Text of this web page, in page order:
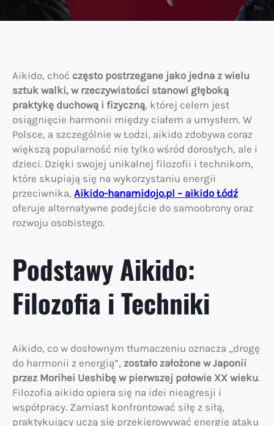
Aikido, choć często postrzegane jako jedna z wielu
sztuk walki, w rzeczywistości stanowi głęboką
praktykę duchową i fizyczną, której celem jest
osiągnięcie harmonii między ciałem a umysłem. W
Polsce, a szczególnie w Łodzi, aikido zdobywa coraz
większą popularność nie tylko wśród dorosłych, ale i
dzieci. Dzięki swojej unikalnej filozofii i technikom,
które skupiają się na wykorzystaniu energii
przeciwnika, Aikido-hanamidojo.pl – aikido Łódź
oferuje alternatywne podejście do samoobrony oraz
rozwoju osobistego.
Podstawy Aikido:
Filozofia i Techniki
Aikido, co w dosłownym tłumaczeniu oznacza „drogę
do harmonii z energią”, zostało założone w Japonii
przez Morihei Ueshibę w pierwszej połowie XX wieku.
Filozofia aikido opiera się na idei nieagresji i
współpracy. Zamiast konfrontować siłę z siłą,
praktykujący uczą się przekierowywać energię ataku